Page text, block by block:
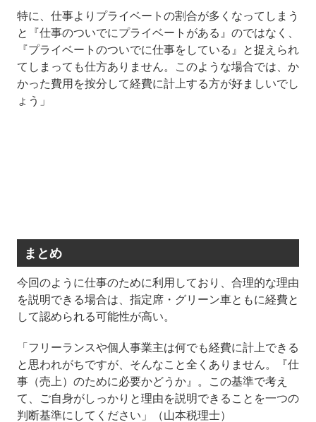
特に、仕事よりプライベートの割合が多くなってしまう
と『仕事のついでにプライベートがある』のではなく、
『プライベートのついでに仕事をしている』と捉えられ
てしまっても仕方ありません。このような場合では、か
かった費用を按分して経費に計上する方が好ましいでし
ょう」
まとめ
今回のように仕事のために利用しており、合理的な理由
を説明できる場合は、指定席・グリーン車ともに経費と
して認められる可能性が高い。
「フリーランスや個人事業主は何でも経費に計上できる
と思われがちですが、そんなこと全くありません。『仕
事（売上）のために必要かどうか』。この基準で考え
て、ご自身がしっかりと理由を説明できることを一つの
判断基準にしてください」（山本税理士）